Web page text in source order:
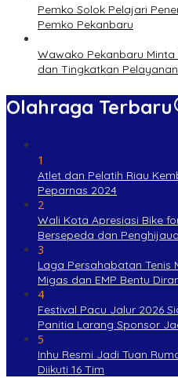
Pemko Solok Pelajari
Pemko Pekanbaru
Wawako Pekanbaru
dan Tingkatkan
Olahraga Terbaru
1
Atlet dan Pelatih Riau
Peparnas 2024
2
Wali Kota Apresiasi Bike
Bersepeda dan
3
Laga Persahabatan Tenis
Migas dan EMP Bentu
4
Festival Pacu Jalur 2026
Panitia Larang Sponsor
5
Inhu Resmi Jadi Tuan
Diikuti 16 Tim